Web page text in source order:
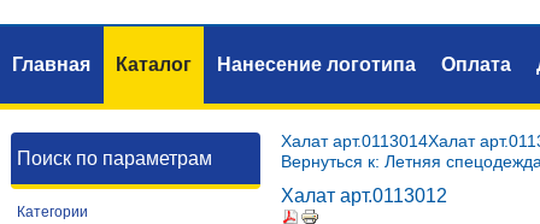
Главная Каталог Нанесение логотипа Оплата
Поиск по параметрам
Категории
Халат арт.0113014Халат
Вернуться к: Летняя
Халат арт.0113012